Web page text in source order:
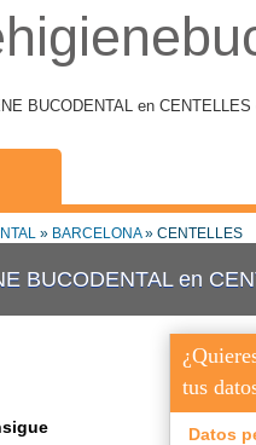
BUCODENTAL en
» BARCELONA» CENTELLES
BUCODENTAL en
tus
Datos